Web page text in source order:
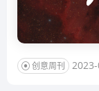
创意周刊